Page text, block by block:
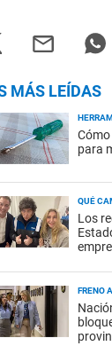
MÁS LEÍDAS
para
QUÉ
Los
FRENO